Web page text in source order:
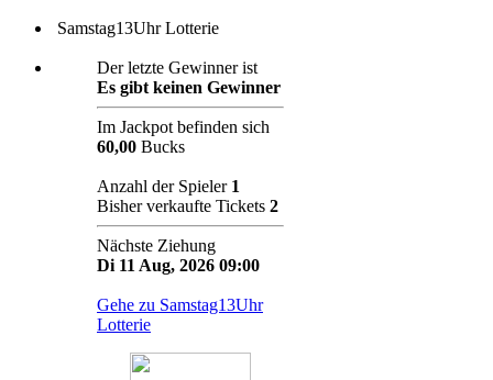
Samstag13Uhr Lotterie
Der letzte Gewinner ist
Es gibt keinen Gewinner
Im Jackpot befinden sich
60,00 Bucks
Anzahl der Spieler 1
Bisher verkaufte Tickets 2
Nächste Ziehung
Di 11 Aug, 2026 09:00
Gehe zu Samstag13Uhr
Lotterie